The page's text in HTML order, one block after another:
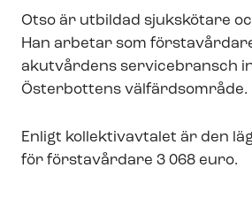
Otso är utbildad sjukskötare
Han arbetar som
akutvårdens servicebransch
Österbottens välfärdsområde.
Enligt kollektivavtalet är den
för förstavårdare 3 068 euro.